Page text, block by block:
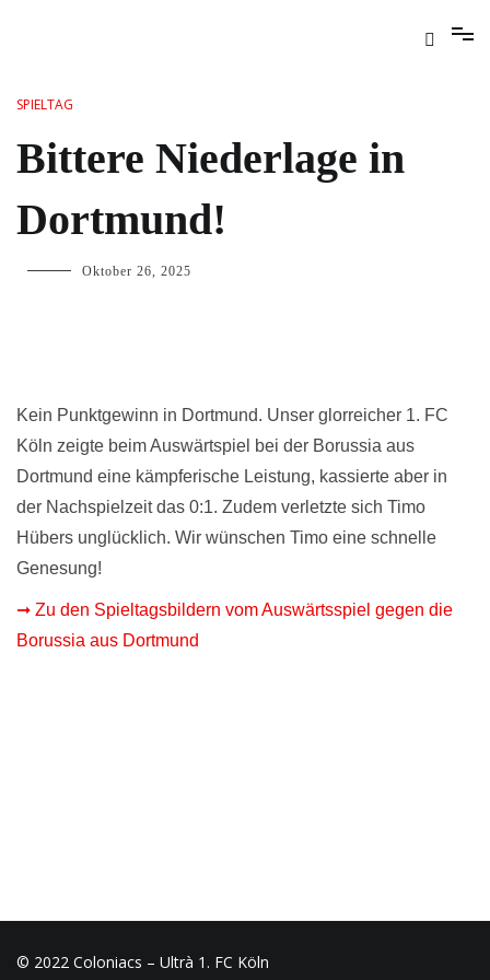
SPIELTAG
Bittere Niederlage in
Dortmund!
Oktober 26, 2025
Kein Punktgewinn in Dortmund. Unser glorreicher 1. FC
Köln zeigte beim Auswärtspiel bei der Borussia aus
Dortmund eine kämpferische Leistung, kassierte aber in
der Nachspielzeit das 0:1. Zudem verletzte sich Timo
Hübers unglücklich. Wir wünschen Timo eine schnelle
Genesung!
➞ Zu den Spieltagsbildern vom Auswärtsspiel gegen die
Borussia aus Dortmund
© 2022 Coloniacs – Ultrà 1. FC Köln